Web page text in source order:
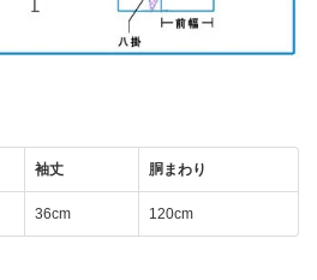
袖丈 胴まわり
36cm 120cm